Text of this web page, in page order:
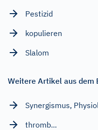
Pestizid
kopulieren
Slalom
Weitere Artikel aus dem
Synergismus,
thromb...